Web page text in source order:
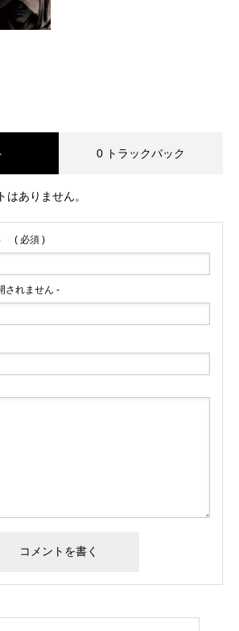
0 トラックバック
はありません。
( 必須 )
されません -